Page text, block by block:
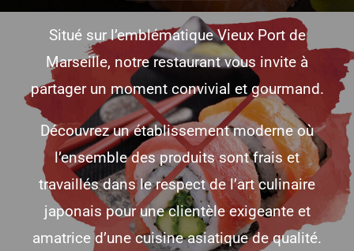
Situé sur l’emblématique Vieux Port de
Marseille, notre restaurant vous invite à
partager un moment convivial et gourmand.
Découvrez un établissement moderne où
l’ensemble des produits sont frais et
travaillés dans le respect de l’art culinaire
japonais pour une clientèle exigeante et
amatrice d’une cuisine asiatique de qualité.